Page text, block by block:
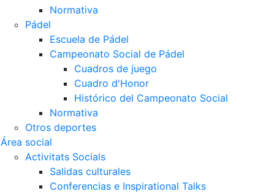
Normativa
Pádel
Escuela de Pádel
Campeonato Social de Pádel
Cuadros de juego
Cuadro d'Honor
Histórico del Campeonato Social
Normativa
Otros deportes
Área social
Activitats Socials
Salidas culturales
Conferencias e Inspirational Talks